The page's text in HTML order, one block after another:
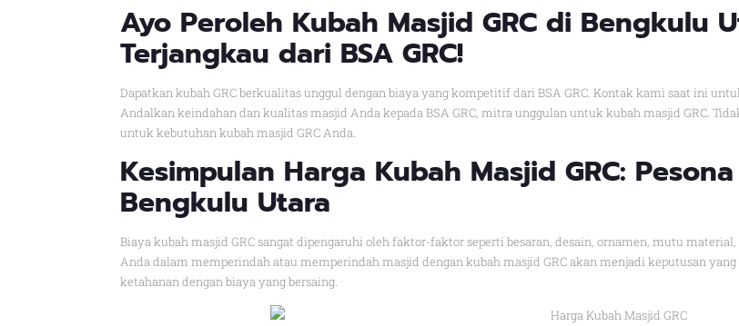
Ayo Peroleh Kubah Masjid GRC di Bengkulu
Terjangkau dari BSA GRC!
Dapatkan kubah GRC berkualitas unggul dengan biaya yang kompetitif dari BSA GRC. Kontak kami saat ini
Andalkan keindahan dan kualitas masjid Anda kepada BSA GRC, mitra unggulan untuk kubah masjid GRC.
untuk kebutuhan kubah masjid GRC Anda.
Kesimpulan Harga Kubah Masjid GRC:
Bengkulu Utara
Biaya kubah masjid GRC sangat dipengaruhi oleh faktor-faktor seperti besaran, desain, ornamen, mutu
Anda dalam memperindah atau memperindah masjid dengan kubah masjid GRC akan menjadi keputusan
ketahanan dengan biaya yang bersaing.